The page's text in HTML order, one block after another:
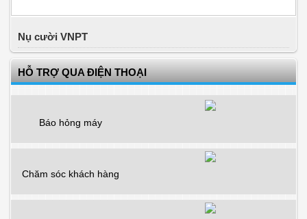
Nụ cười VNPT
HỖ TRỢ QUA ĐIỆN THOẠI
Báo hỏng máy
Chăm sóc khách hàng